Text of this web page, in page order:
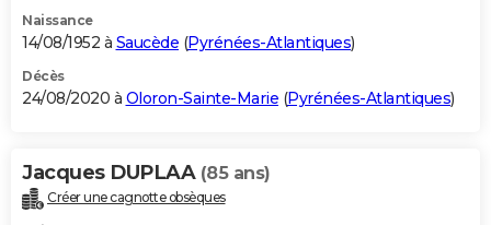
Naissance
14/08/1952 à Saucède (Pyrénées-Atlantiques)
Décès
24/08/2020 à Oloron-Sainte-Marie (Pyrénées-Atlantiques)
Jacques DUPLAA (85 ans)
Créer une cagnotte obsèques